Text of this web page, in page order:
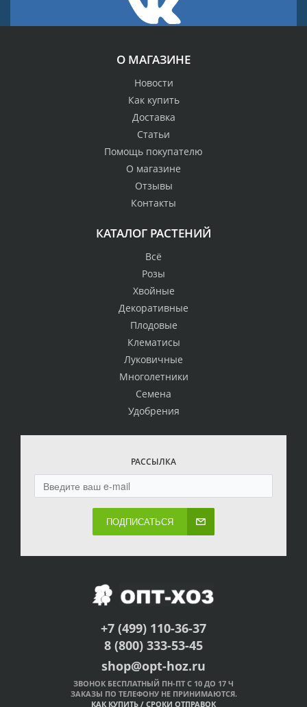
О МАГАЗИНЕ
Новости
Как купить
Доставка
Статьи
Помощь покупателю
О магазине
Отзывы
Контакты
КАТАЛОГ РАСТЕНИЙ
Всё
Розы
Хвойные
Декоративные
Плодовые
Клематисы
Луковичные
Многолетники
Семена
Удобрения
РАССЫЛКА
ПОДПИСАТЬСЯ
+7 (499) 110-36-37
8 (800) 333-53-45
shop@opt-hoz.ru
ЗВОНОК БЕСПЛАТНЫЙ ПН-ПТ С 10 ДО 17 Ч
ЗАКАЗЫ ПО ТЕЛЕФОНУ НЕ ПРИНИМАЮТСЯ.
КАК КУПИТЬ / СРОКИ ОТПРАВОК